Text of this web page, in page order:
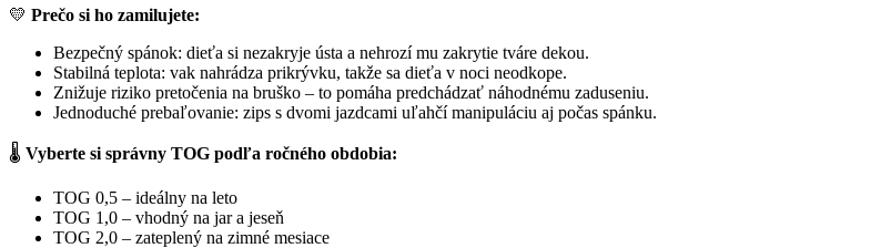
💛 Prečo si ho zamilujete:
Bezpečný spánok: dieťa si nezakryje ústa a nehrozí mu zakrytie tváre dekou.
Stabilná teplota: vak nahrádza prikrývku, takže sa dieťa v noci neodkope.
Znižuje riziko pretočenia na bruško – to pomáha predchádzať náhodnému zaduseniu.
Jednoduché prebaľovanie: zips s dvomi jazdcami uľahčí manipuláciu aj počas spánku.
🌡️ Vyberte si správny TOG podľa ročného obdobia:
TOG 0,5 – ideálny na leto
TOG 1,0 – vhodný na jar a jeseň
TOG 2,0 – zateplený na zimné mesiace